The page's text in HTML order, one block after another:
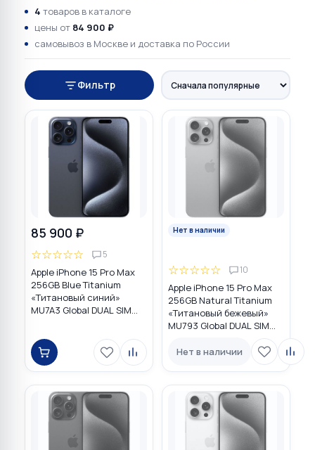
4 товаров в каталоге
цены от 84 900 ₽
самовывоз в Москве и доставка по России
Фильтр
85 900 ₽
☆☆☆☆☆ 5
Apple iPhone 15 Pro Max
256GB Blue Titanium
«Титановый синий»
MU7A3 Global DUAL SIM
Нет в наличии
☆☆☆☆☆ 10
Apple iPhone 15 Pro Max
256GB Natural Titanium
«Tитановый бежевый»
MU793 Global DUAL SIM
Нет в наличии